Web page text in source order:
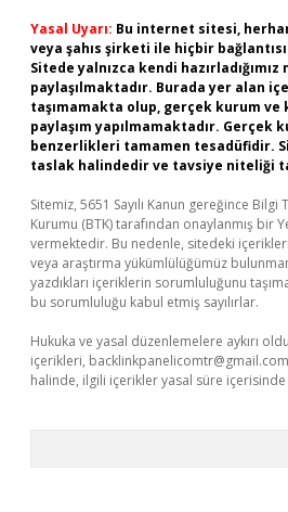
Yasal Uyarı: Bu internet sitesi,
veya şahıs şirketi ile hiçbir
Sitede yalnızca kendi
paylaşılmaktadır. Burada yer alan
taşımamakta olup, gerçek kurum ve
paylaşım yapılmamaktadır. Gerçek
benzerlikleri tamamen tesadüfidir.
taslak halindedir ve tavsiye niteliği
Sitemiz, 5651 Sayılı Kanun gereğince
Kurumu (BTK) tarafından onaylanmış bir
vermektedir. Bu nedenle, sitedeki
veya araştırma yükümlülüğümüz
yazdıkları içeriklerin sorumluluğunu
bu sorumluluğu kabul etmiş sayılırlar.
Hukuka ve yasal düzenlemelere aykırı
içerikleri, backlinkpanelicomtr@gmail.com
halinde, ilgili içerikler yasal süre içerisinde